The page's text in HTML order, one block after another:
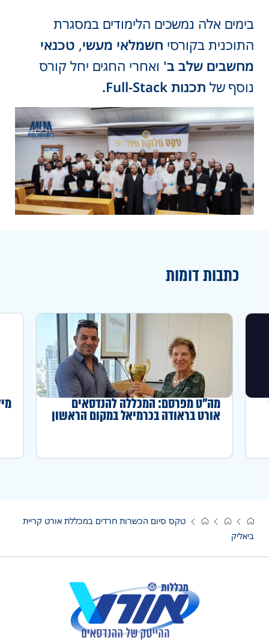
בימים אלה נמשכים הלימודים במסגרת
התוכנית בקורסי חשמלאי מעשי, טכנאי
מחשבים שלב ב' ואחרי החגים יחל קורס
נוסף של תכנות Full-Stack.
כתבות דומות
מה"ט מפרסם: המכללה להנדסאים
אורט בראודה בכרמיאל במקום הראשון
באחוז המדופלמים לשנה"ל תשפ"ה
טקס סיום הכשרות חרדים במכללת אורט קריית
ביאליק